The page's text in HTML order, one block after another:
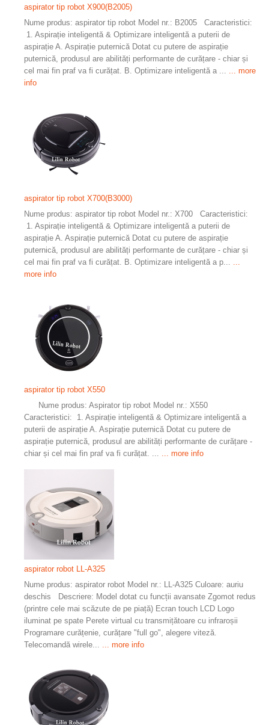
aspirator tip robot X900(B2005)
Nume produs: aspirator tip robot Model nr.: B2005 Caracteristici:
1. Aspirație inteligentă & Optimizare inteligentă a puterii de
aspirație A. Aspirație puternică Dotat cu putere de aspirație
puternică, produsul are abilități performante de curățare - chiar și
cel mai fin praf va fi curățat. B. Optimizare inteligentă a ...
... more
info
aspirator tip robot X700(B3000)
Nume produs: aspirator tip robot Model nr.: X700 Caracteristici:
1. Aspirație inteligentă & Optimizare inteligentă a puterii de
aspirație A. Aspirație puternică Dotat cu putere de aspirație
puternică, produsul are abilități performante de curățare - chiar și
cel mai fin praf va fi curățat. B. Optimizare inteligentă a p...
more info
aspirator tip robot X550
Nume produs: Aspirator tip robot Model nr.: X550
Caracteristici: 1. Aspirație inteligentă & Optimizare inteligentă a
puterii de aspirație A. Aspirație puternică Dotat cu putere de
aspirație puternică, produsul are abilități performante de curățare -
chiar și cel mai fin praf va fi curățat. ...
... more info
aspirator robot LL-A325
Nume produs: aspirator robot Model nr.: LL-A325 Culoare: auriu
deschis Descriere: Model dotat cu funcții avansate Zgomot redus
(printre cele mai scăzute de pe piață) Ecran touch LCD Logo
iluminat pe spate Perete virtual cu transmițătoare cu infraroșii
Programare curățenie, curățare "full go", alegere viteză.
Telecomandă wirele...
... more info